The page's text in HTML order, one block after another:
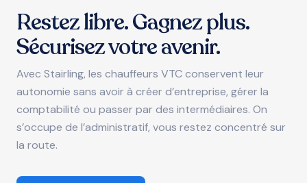
Restez libre. Gagnez plus.
Sécurisez votre avenir.
Avec Stairling, les chauffeurs VTC conservent leur
autonomie sans avoir à créer d’entreprise, gérer la
comptabilité ou passer par des intermédiaires. On
s’occupe de l’administratif, vous restez concentré sur
la route.